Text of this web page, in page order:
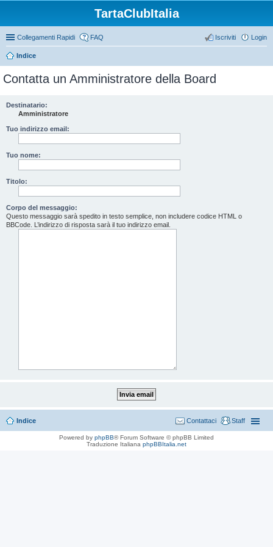
TartaClubItalia
Collegamenti Rapidi FAQ Login
Iscriviti
Indice
Contatta un Amministratore della Board
Destinatario:
Amministratore
Tuo indirizzo email:
Tuo nome:
Titolo:
Corpo del messaggio:
Questo messaggio sarà spedito in testo semplice, non includere codice HTML o
BBCode. L’indirizzo di risposta sarà il tuo indirizzo email.
Indice Staff
Contattaci
Powered by phpBB® Forum Software © phpBB Limited
Traduzione Italiana phpBBItalia.net